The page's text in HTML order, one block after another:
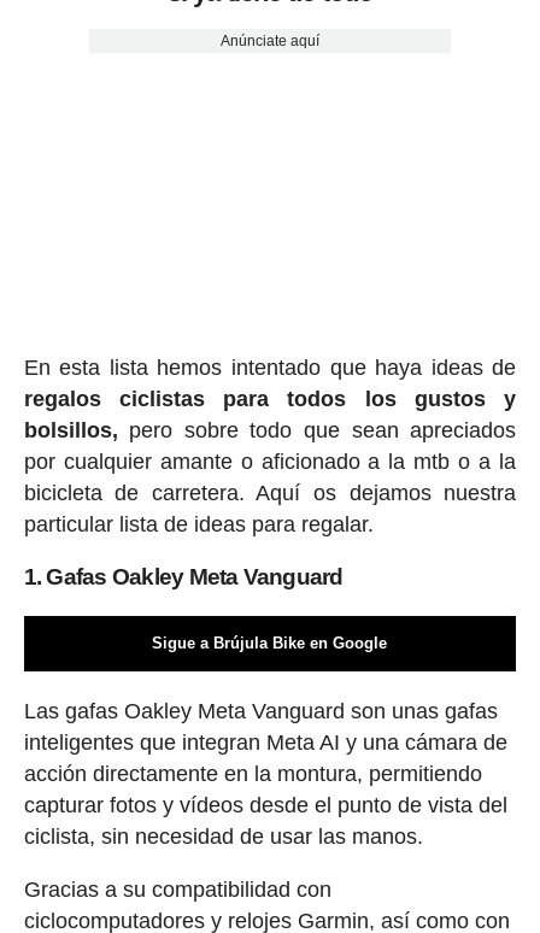
Anúnciate aquí
En esta lista hemos intentado que haya ideas de
regalos ciclistas para todos los gustos y
bolsillos, pero sobre todo que sean apreciados
por cualquier amante o aficionado a la mtb o a la
bicicleta de carretera. Aquí os dejamos nuestra
particular lista de ideas para regalar.
1. Gafas Oakley Meta Vanguard
Sigue a Brújula Bike en Google
Las gafas Oakley Meta Vanguard son unas gafas
inteligentes que integran Meta AI y una cámara de
acción directamente en la montura, permitiendo
capturar fotos y vídeos desde el punto de vista del
ciclista, sin necesidad de usar las manos.
Gracias a su compatibilidad con
ciclocomputadores y relojes Garmin, así como con